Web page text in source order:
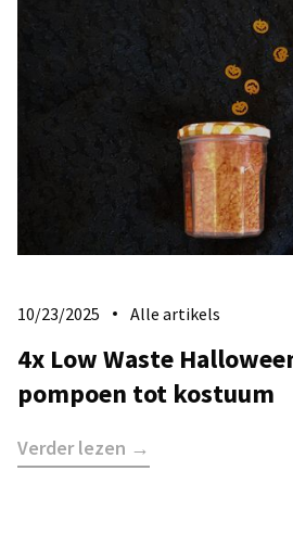
10/23/2025 Alle artikels
4x Low Waste
pompoen tot kostuum
Verder lezen →